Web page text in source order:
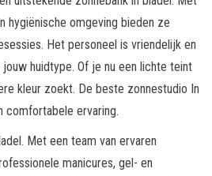
hygiënische omgeving bieden ze
Het personeel is vriendelijk en
huidtype. Of je nu een lichte teint
kleur zoekt. De beste zonnestudio In
comfortabele ervaring.
Met een team van ervaren
manicures, gel- en